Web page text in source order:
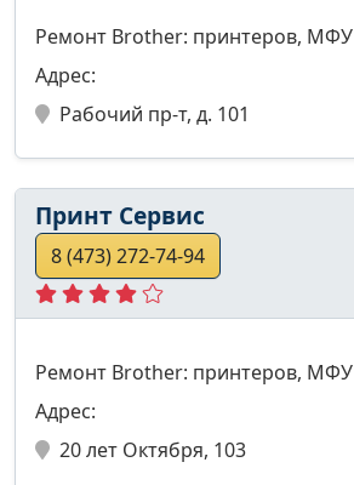
Ремонт Brother: принтеров, МФУ
Адрес:
Рабочий пр-т, д. 101
Принт Сервис
8 (473) 272-74-94
Ремонт Brother: принтеров, МФУ
Адрес:
20 лет Октября, 103